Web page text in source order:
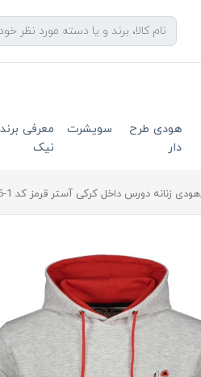
هودی طرح
دار
سویشرت
معرفی برند
نیک
هودی زنانه دورس داخل کرکی آستر قرمز کد 1-986